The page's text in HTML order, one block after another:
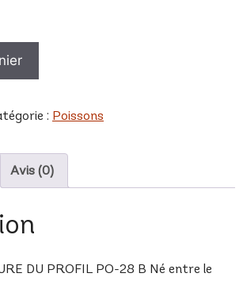
: Poissons
Avis (0)
DU PROFIL PO-28 B Né entre le